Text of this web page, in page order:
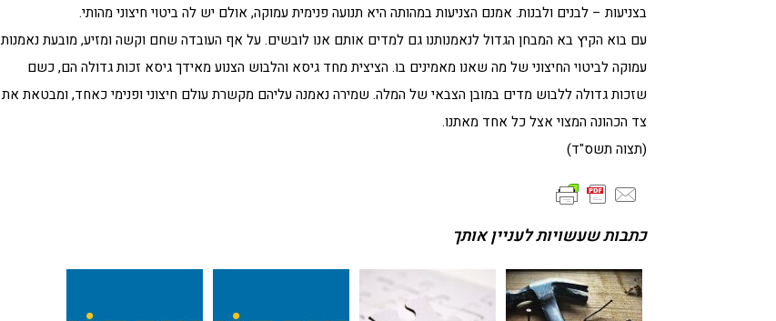
בצניעות – לבנים ולבנות. אמנם הצניעות במהותה היא תנועה פנימית עמוקה, אולם יש לה ביטוי חיצוני מהותי.
עם בוא הקיץ בא המבחן הגדול לנאמנותנו גם למדים אותם אנו לובשים. על אף העובדה שחם וקשה ומזיע, מובעת נאמנות
עמוקה לביטוי החיצוני של מה שאנו מאמינים בו. הציצית מחד גיסא והלבוש הצנוע מאידך גיסא זכות גדולה הם, כשם
שזכות גדולה ללבוש מדים במובן הצבאי של המלה. שמירה נאמנה עליהם מקשרת עולם חיצוני ופנימי כאחד, ומבטאת את
צד הכהונה המצוי אצל כל אחד מאתנו.
(תצוה תשס"ד)
כתבות שעשויות לעניין אותך